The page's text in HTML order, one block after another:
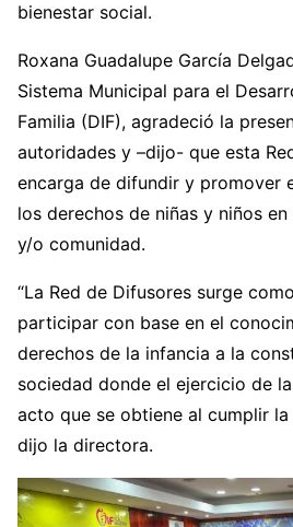
bienestar social.
Roxana Guadalupe García
Sistema Municipal para el
Familia (DIF), agradeció la
autoridades y –dijo- que esta
encarga de difundir y promover
los derechos de niñas y niños
y/o comunidad.
“La Red de Difusores surge
participar con base en el
derechos de la infancia a la
sociedad donde el ejercicio de
acto que se obtiene al cumplir la
dijo la directora.